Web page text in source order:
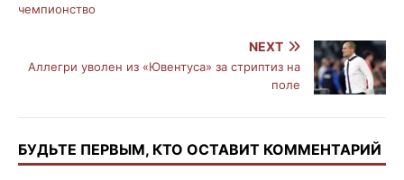
чемпионство
NEXT
Аллегри уволен из «Ювентуса» за стриптиз на
поле
БУДЬТЕ ПЕРВЫМ, КТО ОСТАВИТ КОММЕНТАРИЙ